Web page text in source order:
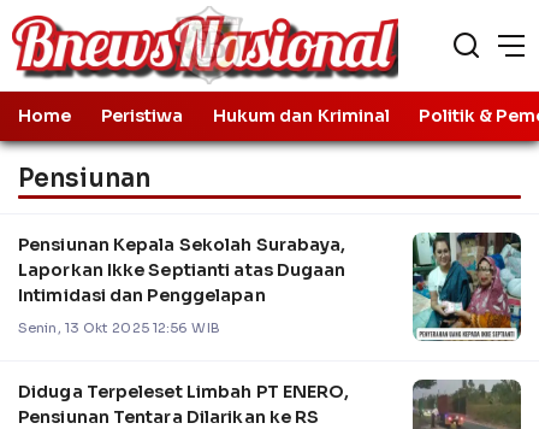
Home Peristiwa Hukum dan Kriminal Politik &
Pensiunan
Pensiunan Kepala Sekolah Surabaya,
Laporkan Ikke Septianti atas Dugaan
Intimidasi dan Penggelapan
Senin, 13 Okt 2025 12:56 WIB
Diduga Terpeleset Limbah PT ENERO,
Pensiunan Tentara Dilarikan ke RS